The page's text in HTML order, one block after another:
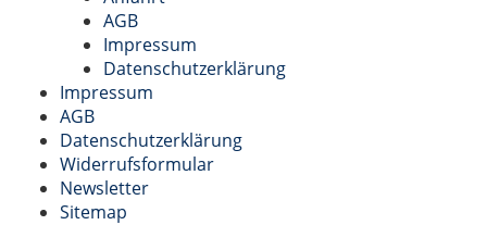
AGB
Impressum
Datenschutzerklärung
Impressum
AGB
Datenschutzerklärung
Widerrufsformular
Newsletter
Sitemap